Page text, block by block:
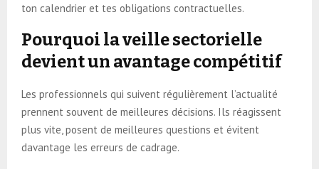
ton calendrier et tes obligations contractuelles.
Pourquoi la veille sectorielle
devient un avantage compétitif
Les professionnels qui suivent régulièrement l’actualité
prennent souvent de meilleures décisions. Ils réagissent
plus vite, posent de meilleures questions et évitent
davantage les erreurs de cadrage.